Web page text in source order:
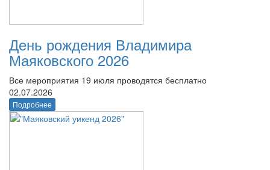
День рождения Владимира
Маяковского 2026
Все мероприятия 19 июля проводятся бесплатно
02.07.2026
Подробнее